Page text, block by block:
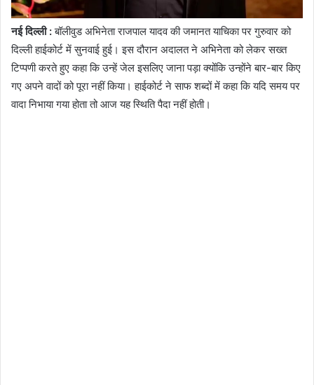
नई दिल्ली :बॉलीवुड अभिनेता राजपाल यादव की जमानत याचिका पर गुरुवार को
दिल्ली हाईकोर्ट में सुनवाई हुई। इस दौरान अदालत ने अभिनेता को लेकर सख्त
टिप्पणी करते हुए कहा कि उन्हें जेल इसलिए जाना पड़ा क्योंकि उन्होंने बार-बार किए
गए अपने वादों को पूरा नहीं किया। हाईकोर्ट ने साफ शब्दों में कहा कि यदि समय पर
वादा निभाया गया होता तो आज यह स्थिति पैदा नहीं होती।